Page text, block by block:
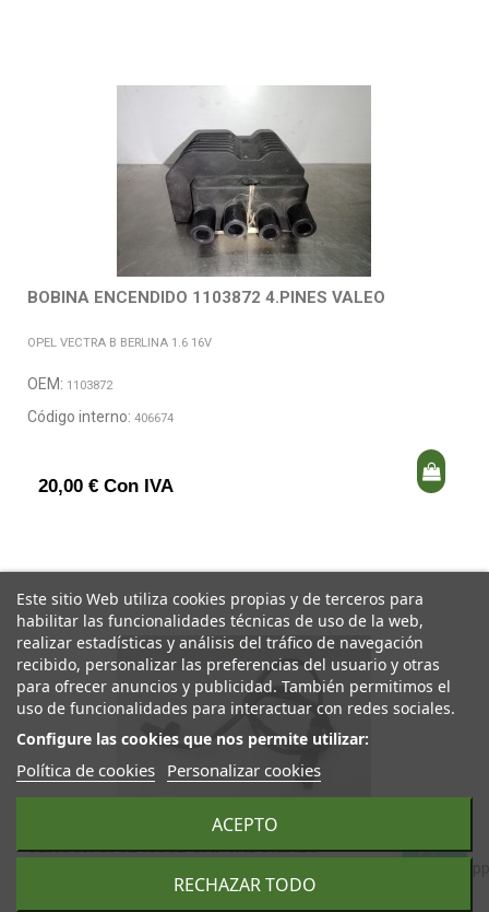
BOBINA ENCENDIDO 1103872 4.PINES VALEO
OPEL VECTRA B BERLINA 1.6 16V
OEM: 1103872
Código interno: 406674
20,00 € Con IVA
SENSOR 676246602 CAPTADOR.ABS
BMW SERIE 1 BERLINA (E81/E87) 2.0 TURBODIESEL CAT
Este sitio Web utiliza cookies propias y de terceros para
habilitar las funcionalidades técnicas de uso de la web,
realizar estadísticas y análisis del tráfico de navegación
recibido, personalizar las preferencias del usuario y otras
para ofrecer anuncios y publicidad. También permitimos el
uso de funcionalidades para interactuar con redes sociales.
Configure las cookies que nos permite utilizar:
Política de cookies Personalizar cookies
RECHAZAR TODO
ACEPTO